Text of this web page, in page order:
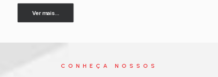
Ver mais...
CONHEÇA NOSSOS